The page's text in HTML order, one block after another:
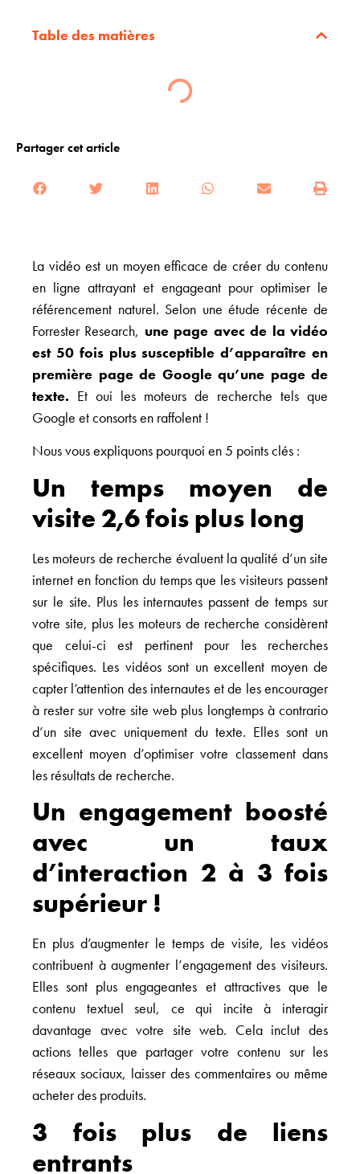
Table des matières
Partager cet article
La vidéo est un moyen efficace de créer du contenu
en ligne attrayant et engageant pour optimiser le
référencement naturel. Selon une étude récente de
Forrester Research, une page avec de la vidéo
est 50 fois plus susceptible d’apparaître en
première page de Google qu’une page de
texte. Et oui les moteurs de recherche tels que
Google et consorts en raffolent !
Nous vous expliquons pourquoi en 5 points clés :
Un temps moyen de
visite 2,6 fois plus long
Les moteurs de recherche évaluent la qualité d’un site
internet en fonction du temps que les visiteurs passent
sur le site. Plus les internautes passent de temps sur
votre site, plus les moteurs de recherche considèrent
que celui-ci est pertinent pour les recherches
spécifiques. Les vidéos sont un excellent moyen de
capter l’attention des internautes et de les encourager
à rester sur votre site web plus longtemps à contrario
d’un site avec uniquement du texte. Elles sont un
excellent moyen d’optimiser votre classement dans
les résultats de recherche.
Un engagement boosté
avec un taux
d’interaction 2 à 3 fois
supérieur !
En plus d’augmenter le temps de visite, les vidéos
contribuent à augmenter l’engagement des visiteurs.
Elles sont plus engageantes et attractives que le
contenu textuel seul, ce qui incite à interagir
davantage avec votre site web. Cela inclut des
actions telles que partager votre contenu sur les
réseaux sociaux, laisser des commentaires ou même
acheter des produits.
3 fois plus de liens
entrants